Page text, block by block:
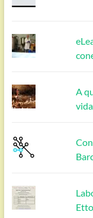
A
vida